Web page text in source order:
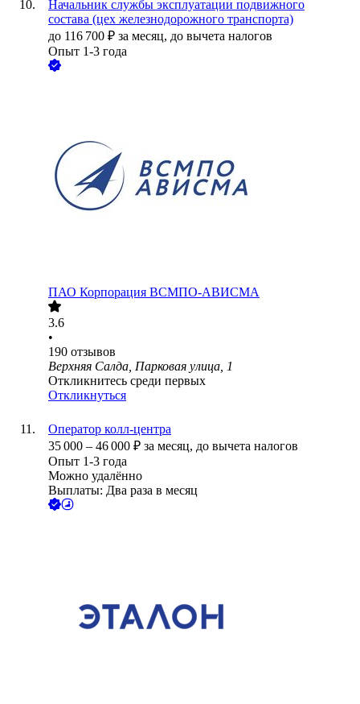
Начальник службы эксплуатации подвижного
состава (цех железнодорожного транспорта)
до 116 700 ₽ за месяц, до вычета налогов
Опыт 1-3 года
ПАО Корпорация ВСМПО-АВИСМА
3.6
•
190 отзывов
Верхняя Салда, Парковая улица, 1
Откликнитесь среди первых
Откликнуться
Оператор колл-центра
35 000 – 46 000 ₽ за месяц, до вычета налогов
Опыт 1-3 года
Можно удалённо
Выплаты: Два раза в месяц